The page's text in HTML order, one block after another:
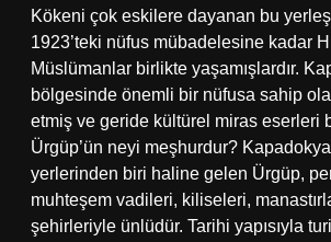
Kökeni çok eskilere dayanan bu
1923’teki nüfus mübadelesine kadar
Müslümanlar birlikte yaşamışlardır.
bölgesinde önemli bir nüfusa sahip
etmiş ve geride kültürel miras eserleri
Ürgüp’ün neyi meşhurdur?
yerlerinden biri haline gelen Ürgüp,
muhteşem vadileri, kiliseleri,
şehirleriyle ünlüdür. Tarihi yapısıyla